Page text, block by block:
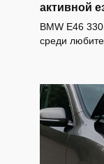
активной
BMW E46
среди